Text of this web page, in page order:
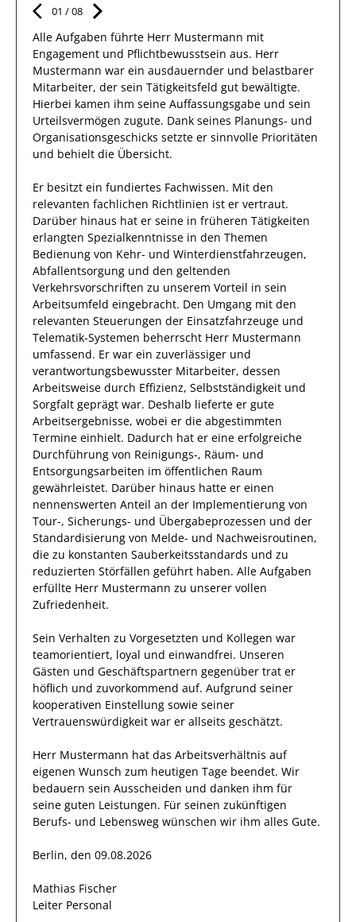
01 /08
Alle Aufgaben führte Herr Mustermann mit
Engagement und Pflichtbewusstsein aus. Herr
Mustermann war ein ausdauernder und belastbarer
Mitarbeiter, der sein Tätigkeitsfeld gut bewältigte.
Hierbei kamen ihm seine Auffassungsgabe und sein
Urteilsvermögen zugute. Dank seines Planungs- und
Organisationsgeschicks setzte er sinnvolle Prioritäten
und behielt die Übersicht.
Er besitzt ein fundiertes Fachwissen. Mit den
relevanten fachlichen Richtlinien ist er vertraut.
Darüber hinaus hat er seine in früheren Tätigkeiten
erlangten Spezialkenntnisse in den Themen
Bedienung von Kehr- und Winterdienstfahrzeugen,
Abfallentsorgung und den geltenden
Verkehrsvorschriften zu unserem Vorteil in sein
Arbeitsumfeld eingebracht. Den Umgang mit den
relevanten Steuerungen der Einsatzfahrzeuge und
Telematik-Systemen beherrscht Herr Mustermann
umfassend. Er war ein zuverlässiger und
verantwortungsbewusster Mitarbeiter, dessen
Arbeitsweise durch Effizienz, Selbstständigkeit und
Sorgfalt geprägt war. Deshalb lieferte er gute
Arbeitsergebnisse, wobei er die abgestimmten
Termine einhielt. Dadurch hat er eine erfolgreiche
Durchführung von Reinigungs-, Räum- und
Entsorgungsarbeiten im öffentlichen Raum
gewährleistet. Darüber hinaus hatte er einen
nennenswerten Anteil an der Implementierung von
Tour-, Sicherungs- und Übergabeprozessen und der
Standardisierung von Melde- und Nachweisroutinen,
die zu konstanten Sauberkeitsstandards und zu
reduzierten Störfällen geführt haben. Alle Aufgaben
erfüllte Herr Mustermann zu unserer vollen
Zufriedenheit.
Sein Verhalten zu Vorgesetzten und Kollegen war
teamorientiert, loyal und einwandfrei. Unseren
Gästen und Geschäftspartnern gegenüber trat er
höflich und zuvorkommend auf. Aufgrund seiner
kooperativen Einstellung sowie seiner
Vertrauenswürdigkeit war er allseits geschätzt.
Herr Mustermann hat das Arbeitsverhältnis auf
eigenen Wunsch zum heutigen Tage beendet. Wir
bedauern sein Ausscheiden und danken ihm für
seine guten Leistungen. Für seinen zukünftigen
Berufs- und Lebensweg wünschen wir ihm alles Gute.
Berlin, den 09.08.2026
Mathias Fischer
Leiter Personal